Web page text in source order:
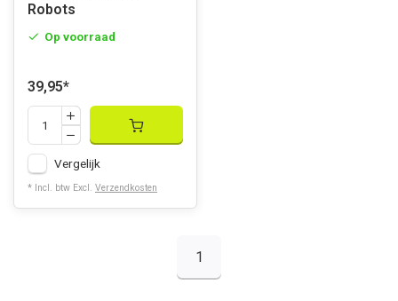
Robots
Op voorraad
39,95*
Vergelijk
* Incl. btw Excl. Verzendkosten
1